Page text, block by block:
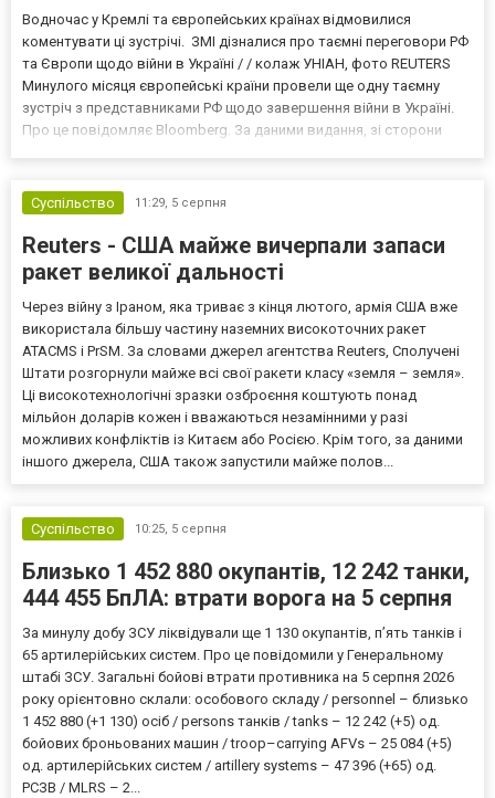
Водночас у Кремлі та європейських країнах відмовилися
коментувати ці зустрічі. ЗМІ дізналися про таємні переговори РФ
та Європи щодо війни в Україні / / колаж УНІАН, фото REUTERS
Минулого місяця європейські країни провели ще одну таємну
зустріч з представниками РФ щодо завершення війни в Україні.
Про це повідомляє Bloomberg. За даними видання, зі сторони
Суспільство
11:29, 5 серпня
Reuters - США майже вичерпали запаси
ракет великої дальності
Через війну з Іраном, яка триває з кінця лютого, армія США вже
використала більшу частину наземних високоточних ракет
ATACMS і PrSM. За словами джерел агентства Reuters, Сполучені
Штати розгорнули майже всі свої ракети класу «земля – земля».
Ці високотехнологічні зразки озброєння коштують понад
мільйон доларів кожен і вважаються незамінними у разі
можливих конфліктів із Китаєм або Росією. Крім того, за даними
іншого джерела, США також запустили майже полов...
Суспільство 10:25, 5 серпня
Близько 1 452 880 окупантів, 12 242 танки,
444 455 БпЛА: втрати ворога на 5 серпня
За минулу добу ЗСУ ліквідували ще 1 130 окупантів, пʼять танків і
65 артилерійських систем. Про це повідомили у Генеральному
штабі ЗСУ. Загальні бойові втрати противника на 5 серпня 2026
року орієнтовно склали: особового складу / personnel – близько
1 452 880 (+1 130) осіб / persons танків / tanks – 12 242 (+5) од.
бойових броньованих машин / troop–carrying AFVs – 25 084 (+5)
од. артилерійських систем / artillery systems – 47 396 (+65) од.
РСЗВ / MLRS – 2...